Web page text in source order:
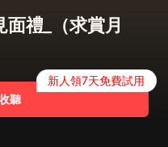
面禮_（求賞月
聽
新人領7天免費試用